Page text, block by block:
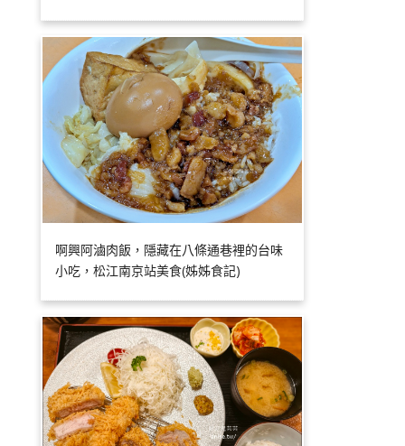
啊興阿滷肉飯，隱藏在八條通巷裡的台味
小吃，松江南京站美食(姊姊食記)